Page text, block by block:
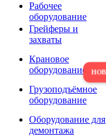
Рабочее
оборудование
Грейферы и
захваты
Крановое
оборудование
Грузоподъёмное
оборудование
Оборудование для
демонтажа